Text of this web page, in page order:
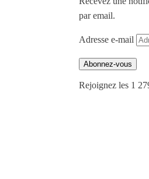
par email.
Adresse e-mail
Abonnez-vous
Rejoignez les 1